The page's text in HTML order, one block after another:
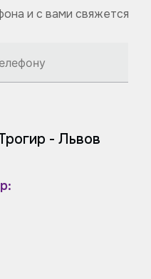
и с вами свяжется
- Львов